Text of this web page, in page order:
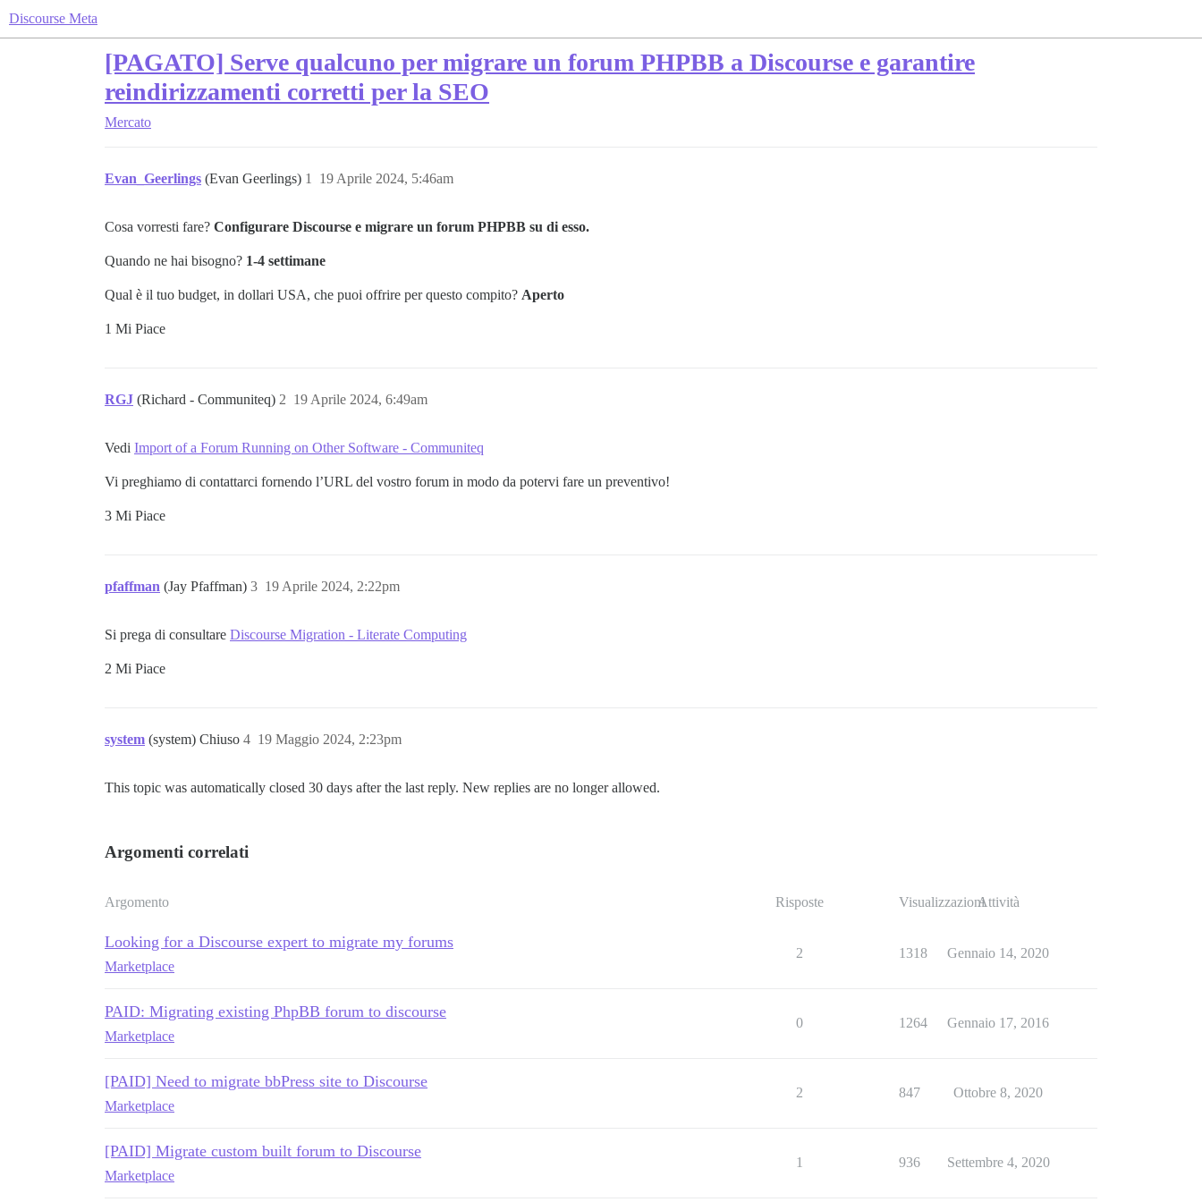
Discourse Meta
[PAGATO] Serve qualcuno per migrare un forum PHPBB a Discourse e garantire
reindirizzamenti corretti per la SEO
Mercato
Evan_Geerlings (Evan Geerlings) 19 Aprile 2024, 5:46am
1
Cosa vorresti fare? Configurare Discourse e migrare un forum PHPBB su di esso.
Quando ne hai bisogno? 1-4 settimane
Qual è il tuo budget, in dollari USA, che puoi offrire per questo compito? Aperto
1 Mi Piace
RGJ (Richard - Communiteq) 19 Aprile 2024, 6:49am
2
Vedi Import of a Forum Running on Other Software - Communiteq
Vi preghiamo di contattarci fornendo l’URL del vostro forum in modo da potervi fare un preventivo!
3 Mi Piace
pfaffman (Jay Pfaffman) 19 Aprile 2024, 2:22pm
3
Si prega di consultare Discourse Migration - Literate Computing
2 Mi Piace
system (system) Chiuso 19 Maggio 2024, 2:23pm
4
This topic was automatically closed 30 days after the last reply. New replies are no longer allowed.
Argomenti correlati
Argomento Risposte VisualizzazioniAttività
Looking for a Discourse expert to migrate my forums
Marketplace
2 1318 Gennaio 14, 2020
PAID: Migrating existing PhpBB forum to discourse
Marketplace
0 1264 Gennaio 17, 2016
[PAID] Need to migrate bbPress site to Discourse
Marketplace
2 847 Ottobre 8, 2020
[PAID] Migrate custom built forum to Discourse
Marketplace
1 936 Settembre 4, 2020